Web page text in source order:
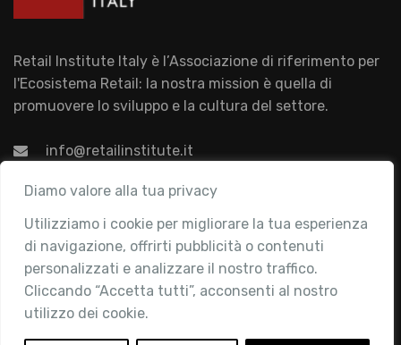
Diamo valore alla tua privacy
Utilizziamo i cookie per migliorare la tua esperienza
di navigazione, offrirti pubblicità o contenuti
personalizzati e analizzare il nostro traffico.
Cliccando “Accetta tutti”, acconsenti al nostro
utilizzo dei cookie.
Retail Institute Italy è l’Associazione di riferimento per
l'Ecosistema Retail: la nostra mission è quella di
promuovere lo sviluppo e la cultura del settore.
info@retailinstitute.it
Associazione
Chi siamo
Attività
Contatti
Area Riservata